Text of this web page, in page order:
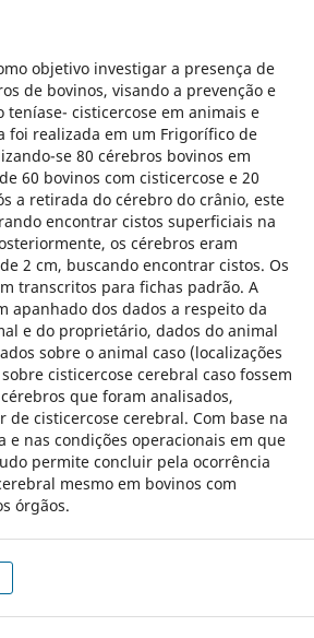
objetivo investigar a presença de
de bovinos, visando a prevenção e
teníase- cisticercose em animais e
foi realizada em um Frigorífico de
se 80 cérebros bovinos em
60 bovinos com cisticercose e 20
a retirada do cérebro do crânio, este
encontrar cistos superficiais na
os cérebros eram
2 cm, buscando encontrar cistos. Os
transcritos para fichas padrão. A
apanhado dos dados a respeito da
e do proprietário, dados do animal
sobre o animal caso (localizações
cisticercose cerebral caso fossem
que foram analisados,
cisticercose cerebral. Com base na
e nas condições operacionais em que
permite concluir pela ocorrência
mesmo em bovinos com
órgãos.